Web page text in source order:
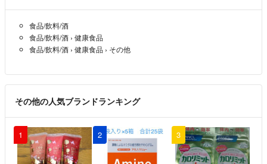
食品/飲料/酒
食品/飲料/酒 › 健康食品
食品/飲料/酒 › 健康食品 › その他
その他の人気ブランドランキング
1 2 3